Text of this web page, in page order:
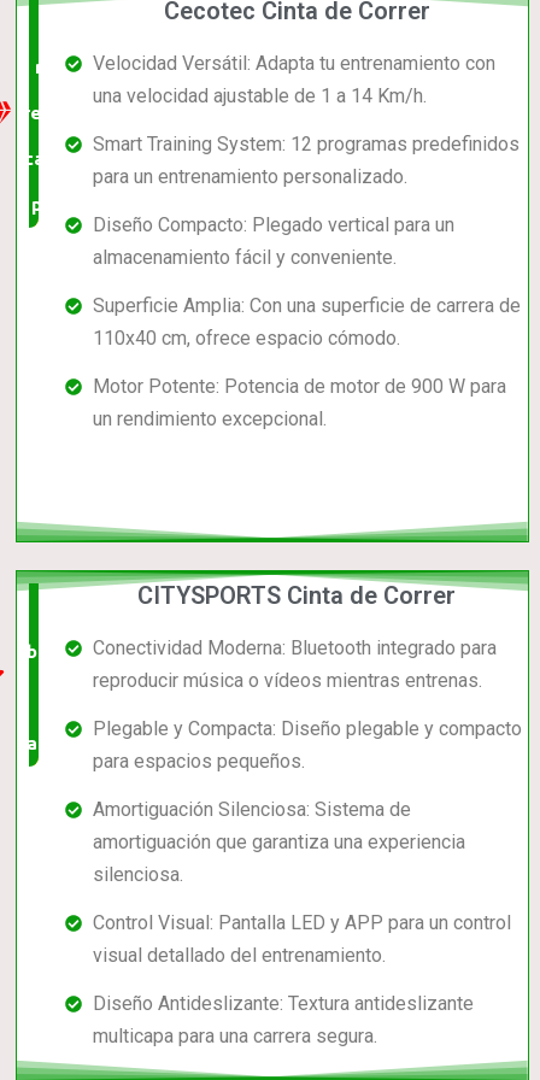
mejor
relación
calidad-
precio
Cecotec Cinta de Correr
Velocidad Versátil: Adapta tu entrenamiento con
una velocidad ajustable de 1 a 14 Km/h.
Smart Training System: 12 programas predefinidos
para un entrenamiento personalizado.
Diseño Compacto: Plegado vertical para un
almacenamiento fácil y conveniente.
Superficie Amplia: Con una superficie de carrera de
110x40 cm, ofrece espacio cómodo.
Motor Potente: Potencia de motor de 900 W para
un rendimiento excepcional.
barato,
valorado!
CITYSPORTS Cinta de Correr
Conectividad Moderna: Bluetooth integrado para
reproducir música o vídeos mientras entrenas.
Plegable y Compacta: Diseño plegable y compacto
para espacios pequeños.
Amortiguación Silenciosa: Sistema de
amortiguación que garantiza una experiencia
silenciosa.
Control Visual: Pantalla LED y APP para un control
visual detallado del entrenamiento.
Diseño Antideslizante: Textura antideslizante
multicapa para una carrera segura.